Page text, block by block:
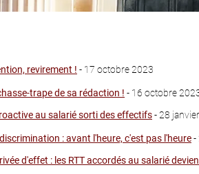
revirement ! - 17 octobre 2023
trapede sa rédaction ! - 16 octobre
au salarié sorti des effectifs- 28
: avant l'heure, c'est pas l'heure-
d'effet : les RTT accordés au salarié